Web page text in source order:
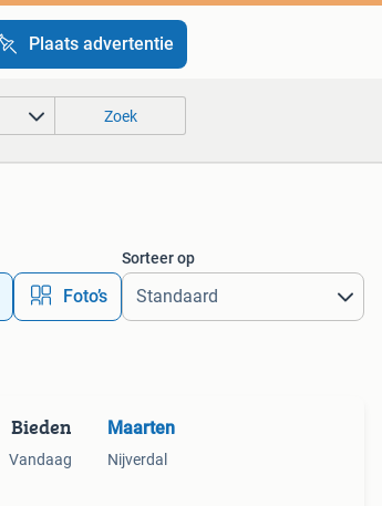
Plaats advertentie
Zoek
Foto’s
Sorteer op
Bieden
Vandaag
Maarten
Nijverdal